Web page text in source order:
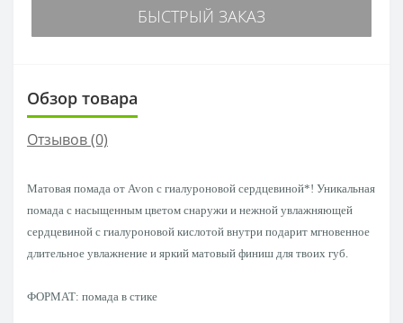
БЫСТРЫЙ ЗАКАЗ
Обзор товара
Отзывов (0)
Матовая помада от Avon с гиалуроновой сердцевиной*! Уникальная
помада с насыщенным цветом снаружи и нежной увлажняющей
сердцевиной с гиалуроновой кислотой внутри подарит мгновенное
длительное увлажнение и яркий матовый финиш для твоих губ.
ФОРМАТ: помада в стике